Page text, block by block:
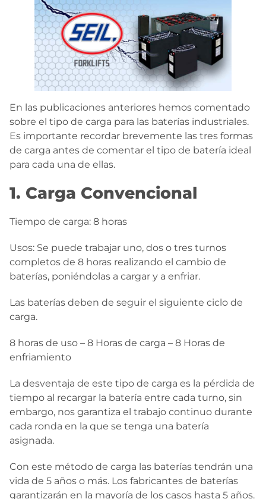
En las publicaciones anteriores hemos comentado
sobre el tipo de carga para las baterías industriales.
Es importante recordar brevemente las tres formas
de carga antes de comentar el tipo de batería ideal
para cada una de ellas.
1. Carga Convencional
Tiempo de carga: 8 horas
Usos: Se puede trabajar uno, dos o tres turnos
completos de 8 horas realizando el cambio de
baterías, poniéndolas a cargar y a enfriar.
Las baterías deben de seguir el siguiente ciclo de
carga.
8 horas de uso – 8 Horas de carga – 8 Horas de
enfriamiento
La desventaja de este tipo de carga es la pérdida de
tiempo al recargar la batería entre cada turno, sin
embargo, nos garantiza el trabajo continuo durante
cada ronda en la que se tenga una batería
asignada.
Con este método de carga las baterías tendrán una
vida de 5 años o más. Los fabricantes de baterías
garantizarán en la mayoría de los casos hasta 5 años.